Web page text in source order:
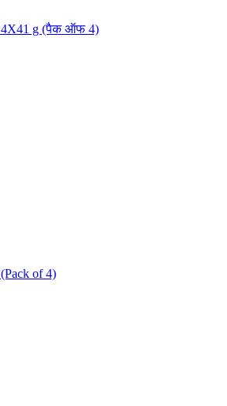
4X41 g (पैक ऑफ 4)
of 4)